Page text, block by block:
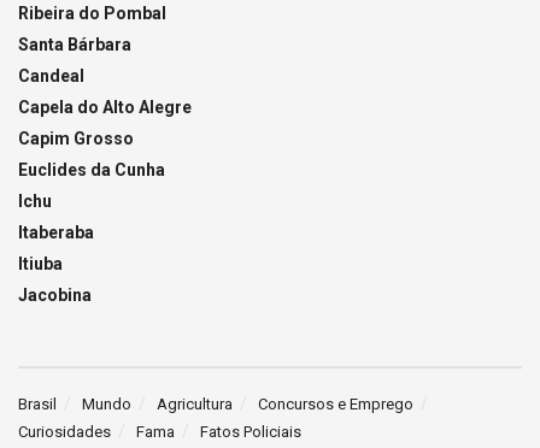
Ribeira do Pombal
Santa Bárbara
Candeal
Capela do Alto Alegre
Capim Grosso
Euclides da Cunha
Ichu
Itaberaba
Itiuba
Jacobina
Brasil Mundo Agricultura
Concursos e Emprego
Curiosidades
Fama Fatos Policiais